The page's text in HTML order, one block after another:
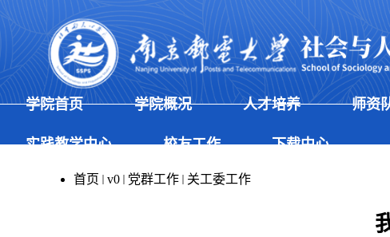
学院首页 学院概况 人才培养 师资
实践教学中心 校友工作 下载中心
首页 v0 党群工作 关工委工作